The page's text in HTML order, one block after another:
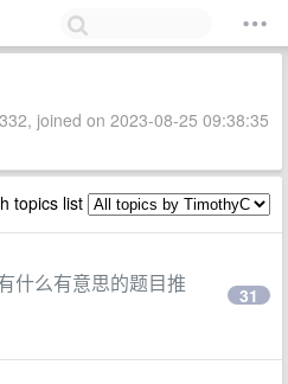
joined on 2023-08-25 09:38:35
topics list
什么有意思的题目推
31